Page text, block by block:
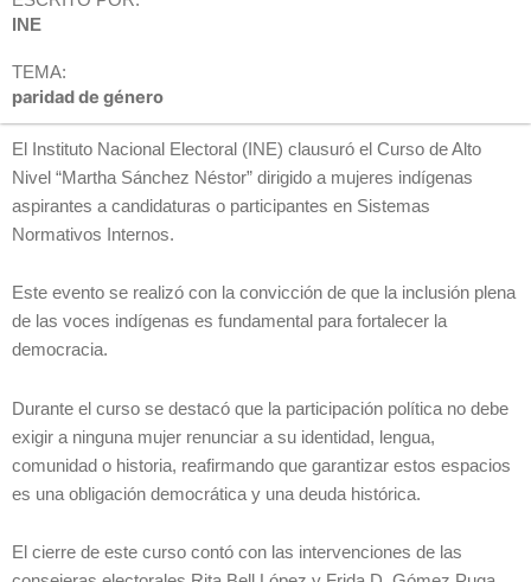
INE
TEMA:
paridad de género
El Instituto Nacional Electoral (INE) clausuró el Curso de Alto
Nivel “Martha Sánchez Néstor” dirigido a mujeres indígenas
aspirantes a candidaturas o participantes en Sistemas
Normativos Internos.
Este evento se realizó con la convicción de que la inclusión plena
de las voces indígenas es fundamental para fortalecer la
democracia.
Durante el curso se destacó que la participación política no debe
exigir a ninguna mujer renunciar a su identidad, lengua,
comunidad o historia, reafirmando que garantizar estos espacios
es una obligación democrática y una deuda histórica.
El cierre de este curso contó con las intervenciones de las